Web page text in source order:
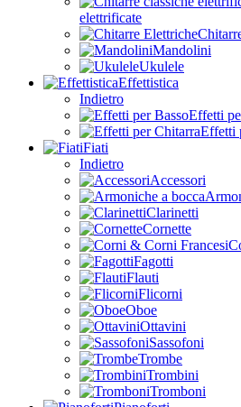
elettrificate
Mandolini
Ukulele
Effettistica
Indietro
Effetti
Effetti
Fiati
Indietro
Accessori
Clarinetti
Cornette
Fagotti
Flauti
Flicorni
Oboe
Ottavini
Sassofoni
Trombe
Trombini
Tromboni